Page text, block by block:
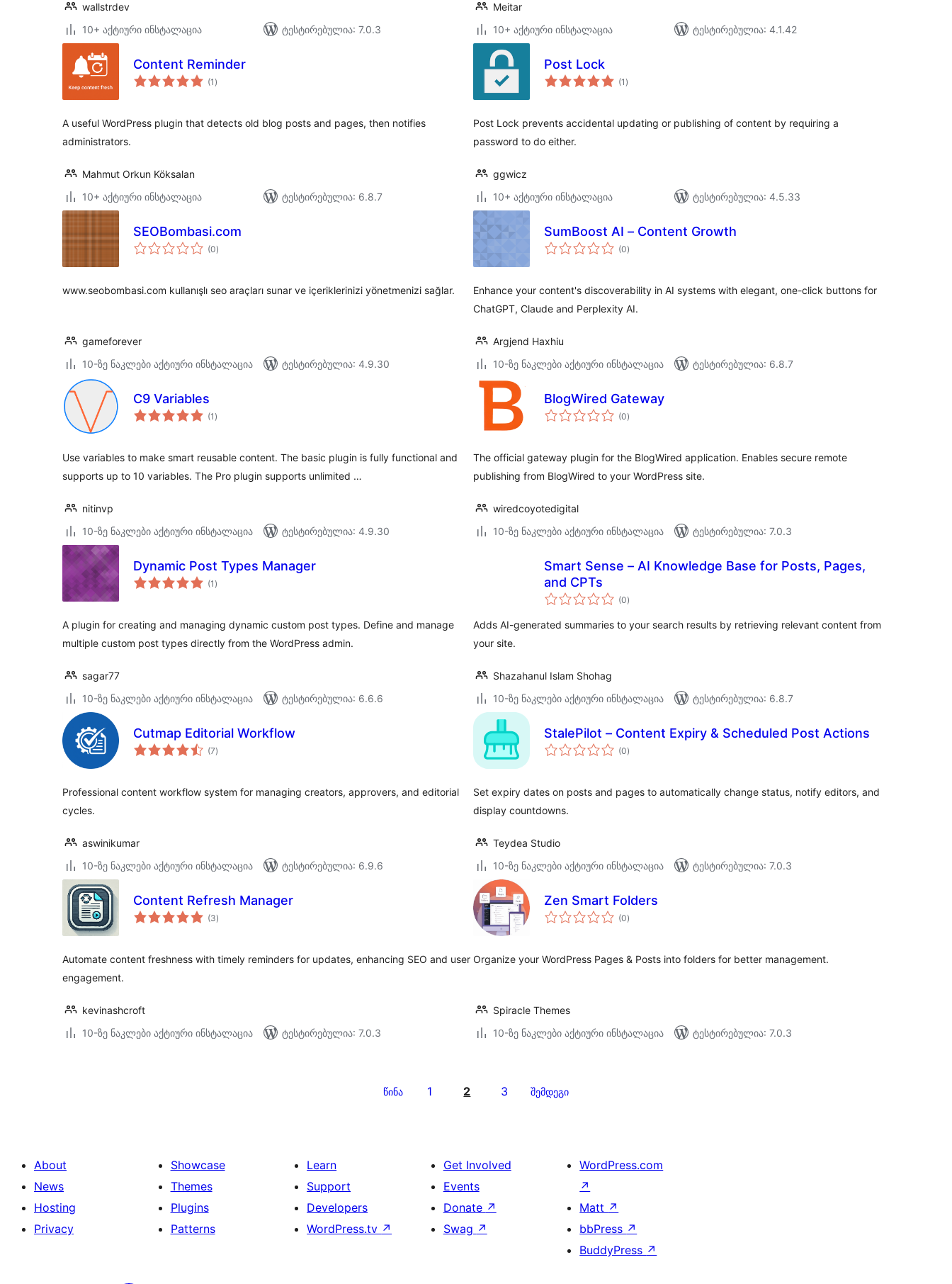
wallstrdev
10+ აქტიური ინსტალაცია
ტესტირებულია: 7.0.3
Meitar
10+ აქტიური ინსტალაცია
ტესტირებულია: 4.1.42
Content Reminder
(1 საერთო
რეიტინგი
)
A useful WordPress plugin that detects old blog posts and pages, then notifies
administrators.
Mahmut Orkun Köksalan
10+ აქტიური ინსტალაცია
ტესტირებულია: 6.8.7
Post Lock
(1 საერთო
რეიტინგი
)
Post Lock prevents accidental updating or publishing of content by requiring a
password to do either.
ggwicz
10+ აქტიური ინსტალაცია
ტესტირებულია: 4.5.33
SEOBombasi.com
(0საერთო
რეიტინგი
)
www.seobombasi.com kullanışlı seo araçları sunar ve içeriklerinizi yönetmenizi sağlar.
gameforever
10-ზე ნაკლები აქტიური ინსტალაცია
ტესტირებულია: 4.9.30
SumBoost AI – Content Growth
(0საერთო
რეიტინგი
)
Enhance your content's discoverability in AI systems with elegant, one-click buttons for
ChatGPT, Claude and Perplexity AI.
Argjend Haxhiu
10-ზე ნაკლები აქტიური ინსტალაცია
ტესტირებულია: 6.8.7
C9 Variables
(1 საერთო
რეიტინგი
)
Use variables to make smart reusable content. The basic plugin is fully functional and
supports up to 10 variables. The Pro plugin supports unlimited …
nitinvp
10-ზე ნაკლები აქტიური ინსტალაცია
ტესტირებულია: 4.9.30
BlogWired Gateway
(0საერთო
რეიტინგი
)
The official gateway plugin for the BlogWired application. Enables secure remote
publishing from BlogWired to your WordPress site.
wiredcoyotedigital
10-ზე ნაკლები აქტიური ინსტალაცია
ტესტირებულია: 7.0.3
Dynamic Post Types Manager
(1 საერთო
რეიტინგი
)
A plugin for creating and managing dynamic custom post types. Define and manage
multiple custom post types directly from the WordPress admin.
sagar77
10-ზე ნაკლები აქტიური ინსტალაცია
ტესტირებულია: 6.6.6
Smart Sense – AI Knowledge Base for Posts, Pages,
and CPTs
(0საერთო
რეიტინგი
)
Adds AI-generated summaries to your search results by retrieving relevant content from
your site.
Shazahanul Islam Shohag
10-ზე ნაკლები აქტიური ინსტალაცია
ტესტირებულია: 6.8.7
Cutmap Editorial Workflow
(7საერთო
რეიტინგი
)
Professional content workflow system for managing creators, approvers, and editorial
cycles.
aswinikumar
10-ზე ნაკლები აქტიური ინსტალაცია
ტესტირებულია: 6.9.6
StalePilot – Content Expiry & Scheduled Post Actions
(0საერთო
რეიტინგი
)
Set expiry dates on posts and pages to automatically change status, notify editors, and
display countdowns.
Teydea Studio
10-ზე ნაკლები აქტიური ინსტალაცია
ტესტირებულია: 7.0.3
Content Refresh Manager
(3საერთო
რეიტინგი
)
Automate content freshness with timely reminders for updates, enhancing SEO and user
engagement.
kevinashcroft
10-ზე ნაკლები აქტიური ინსტალაცია
ტესტირებულია: 7.0.3
Zen Smart Folders
(0საერთო
რეიტინგი
)
Organize your WordPress Pages & Posts into folders for better management.
Spiracle Themes
10-ზე ნაკლები აქტიური ინსტალაცია
ტესტირებულია: 7.0.3
წინა 1 2 3 შემდეგი
About
News
Hosting
Privacy
Showcase
Themes
Plugins
Patterns
Learn
Support
Developers
WordPress.tv ↗
Get Involved
Events
Donate ↗
Swag ↗
WordPress.com
↗
Matt ↗
bbPress ↗
BuddyPress ↗